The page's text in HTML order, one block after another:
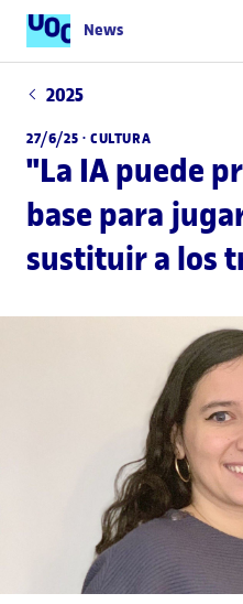
News
2025
27/6/25 · CULTURA
"La IA puede
base para
sustituir a los